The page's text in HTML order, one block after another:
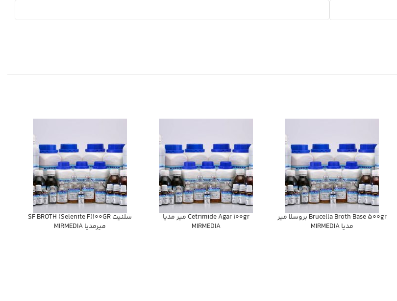
Brucella Broth Base 500gr بروسلا مير
مديا MIRMEDIA
Cetrimide Agar 100gr مير مديا
MIRMEDIA
سلنيت SF BROTH (Selenite F)100GR
ميرمديا MIRMEDIA